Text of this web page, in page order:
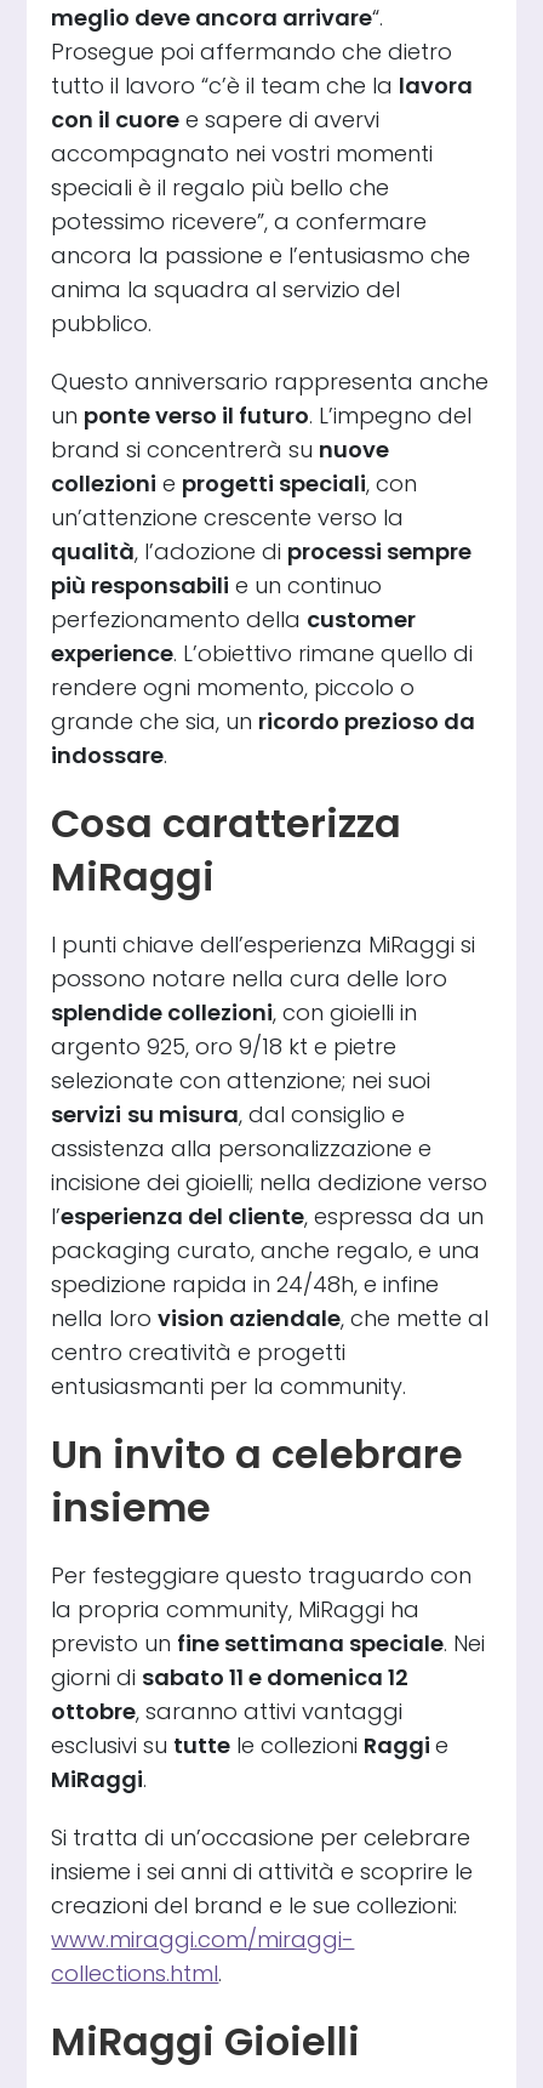
meglio deve ancora arrivare“.
Prosegue poi affermando che dietro
tutto il lavoro “c’è il team che la lavora
con il cuore e sapere di avervi
accompagnato nei vostri momenti
speciali è il regalo più bello che
potessimo ricevere”, a confermare
ancora la passione e l’entusiasmo che
anima la squadra al servizio del
pubblico.
Questo anniversario rappresenta anche
un ponte verso il futuro. L’impegno del
brand si concentrerà su nuove
collezioni e progetti speciali, con
un’attenzione crescente verso la
qualità, l’adozione di processi sempre
più responsabili e un continuo
perfezionamento della customer
experience. L’obiettivo rimane quello di
rendere ogni momento, piccolo o
grande che sia, un ricordo prezioso da
indossare.
Cosa caratterizza
MiRaggi
I punti chiave dell’esperienza MiRaggi si
possono notare nella cura delle loro
splendide collezioni, con gioielli in
argento 925, oro 9/18 kt e pietre
selezionate con attenzione; nei suoi
servizi su misura, dal consiglio e
assistenza alla personalizzazione e
incisione dei gioielli; nella dedizione verso
l’esperienza del cliente, espressa da un
packaging curato, anche regalo, e una
spedizione rapida in 24/48h, e infine
nella lorovision aziendale, che mette al
centro creatività e progetti
entusiasmanti per la community.
Un invito a celebrare
insieme
Per festeggiare questo traguardo con
la propria community, MiRaggi ha
previsto un fine settimana speciale. Nei
giorni di sabato 11 e domenica 12
ottobre, saranno attivi vantaggi
esclusivi su tutte le collezioni Raggie
MiRaggi.
Si tratta di un’occasione per celebrare
insieme i sei anni di attività e scoprire le
creazioni del brand e le sue collezioni:
www.miraggi.com/miraggi-
collections.html.
MiRaggi Gioielli